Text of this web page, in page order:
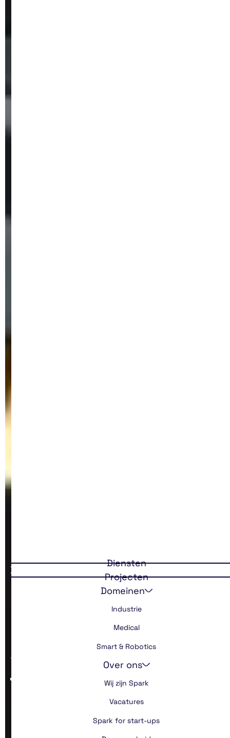
Diensten
Projecten
Domeinen
Industrie
Medical
Smart & Robotics
Over ons
Wij zijn Spark
Vacatures
Spark for start-ups
Back
iF Award voor
Sustainder
Avance